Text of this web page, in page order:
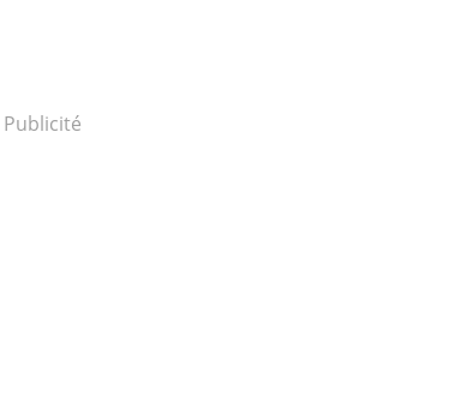
Publicité